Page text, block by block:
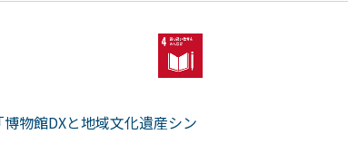
物館DXと地域文化遺産シン